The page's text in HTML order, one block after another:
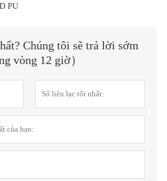
PU
Chúng tôi sẽ trả lời sớm
vòng 12 giờ）